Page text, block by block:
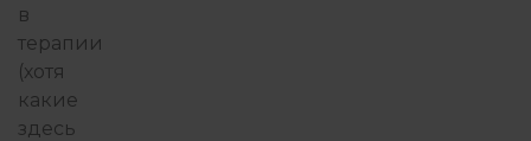
в
терапии
(хотя
какие
здесь